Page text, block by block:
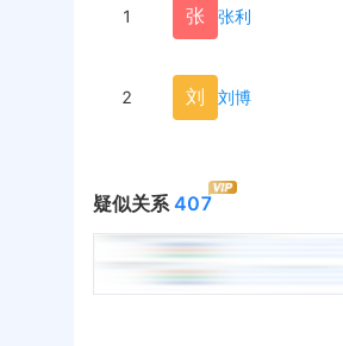
1 张 张利
2 刘 刘博
疑似关系 407